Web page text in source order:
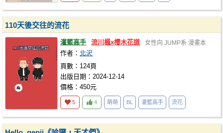
110天後交往的流花
灌籃高手 流川楓x櫻木花道 女性向 JUMP系 漫畫本
作者：北沢
頁數：124頁
出版日期：2024-12-14
價格：450元
5 4 萌萌 BL 灌籃高手 流花